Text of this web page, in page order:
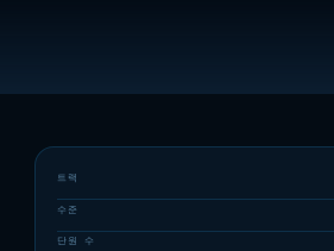
트랙
수준
단원 수